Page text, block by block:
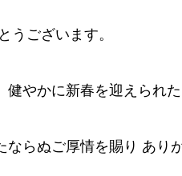
うございます。
やかに新春を迎えられ
らぬご厚情を賜り あり